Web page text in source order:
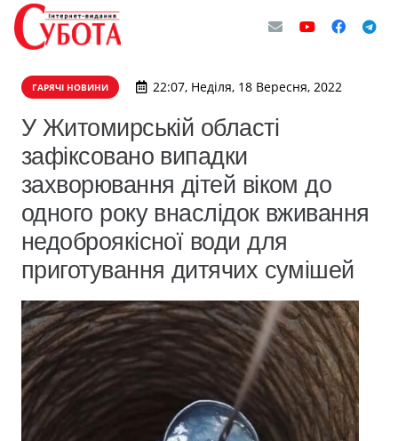
ГАРЯЧІ НОВИНИ 22:07, Неділя, 18 Вересня, 2022
У Житомирській області
зафіксовано випадки
захворювання дітей віком до
одного року внаслідок вживання
недоброякісної води для
приготування дитячих сумішей